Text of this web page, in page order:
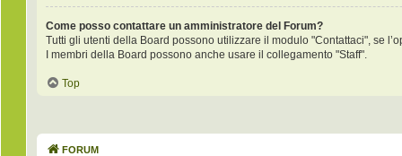
Come posso contattare un amministratore del Forum?
Tutti gli utenti della Board possono utilizzare il modulo "Contattaci", se
I membri della Board possono anche usare il collegamento "Staff".
Top
FORUM